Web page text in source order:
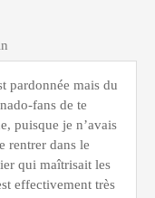
pardonnée mais du
fans de te
puisque je n’avais
rentrer dans le
qui maîtrisait les
effectivement très